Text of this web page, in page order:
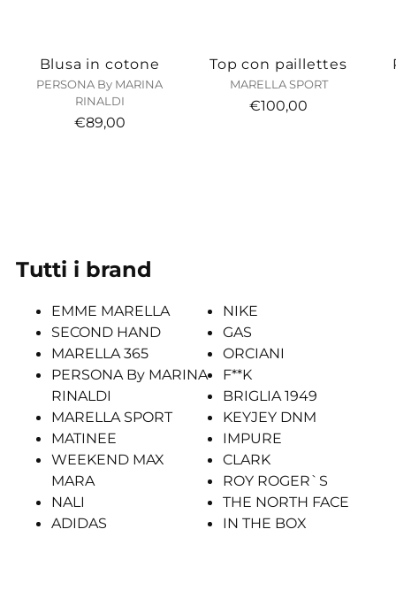
Blusa in cotone
PERSONA By MARINA
RINALDI
€89,00
Top con paillettes
MARELLA SPORT
€100,00
Tutti i brand
EMME MARELLA
SECOND HAND
MARELLA 365
PERSONA By MARINA
RINALDI
MARELLA SPORT
MATINEE
WEEKEND MAX
MARA
NALI
ADIDAS
NIKE
GAS
ORCIANI
F**K
BRIGLIA 1949
KEYJEY DNM
IMPURE
CLARK
ROY ROGER`S
THE NORTH FACE
IN THE BOX